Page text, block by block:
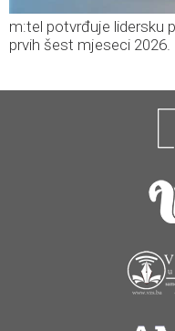
m:tel potvrđuje lidersku
prvih šest mjeseci 2026.